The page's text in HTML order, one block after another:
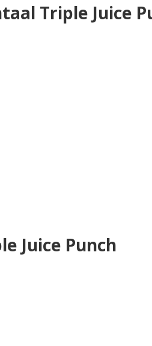
Triple Juice
Juice Punch